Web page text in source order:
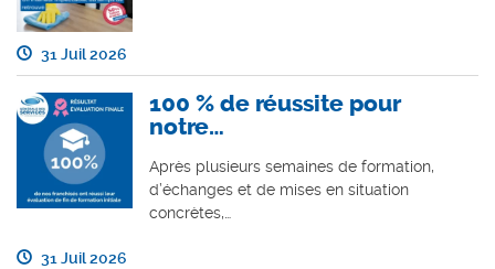
31 Juil 2026
100 % de réussite pour
notre…
Après plusieurs semaines de formation,
d’échanges et de mises en situation
concrètes,…
31 Juil 2026